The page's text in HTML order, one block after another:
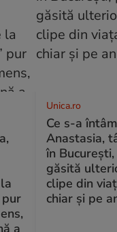
pur
a
Unica.ro
Ce s-a
Anastasia,
în
găsită
clipe din
chiar și pe